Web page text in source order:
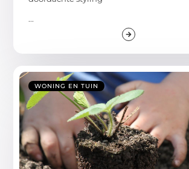
...
WONING EN TUIN